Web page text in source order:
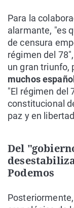
Para la
alarmante, "es
de censura
régimen del
un gran triunfo,
muchos
"El régimen del
constitucional
paz y en
Del
Podemos